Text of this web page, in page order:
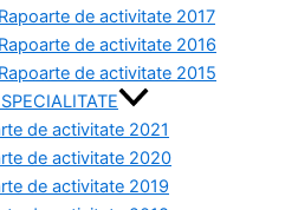
Rapoarte de activitate 2017
Rapoarte de activitate 2016
Rapoarte de activitate 2015
de activitate 2021
de activitate 2020
de activitate 2019